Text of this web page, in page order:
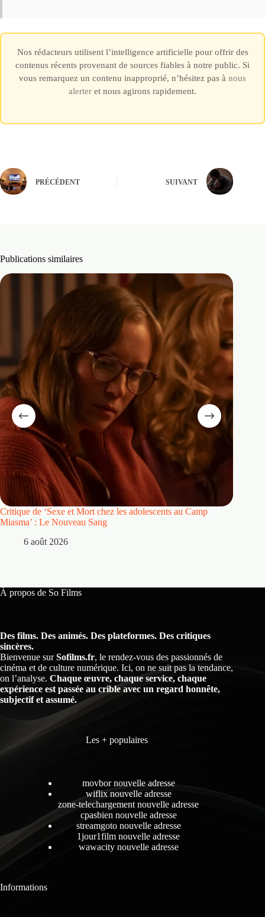
Nos rédacteurs utilisent l’intelligence artificielle pour offrir des
contenus récents provenant de sources fiables à notre public. Si
vous remarquez un contenu inapproprié, n’hésitez pas à nous
alerter et nous agirons rapidement.
PRÉCÉDENT SUIVANT
Publications similaires
Critique de ‘Sexe et Mort chez les adolescents au Camp
Miasma’ : Le Nouveau Sang
6 août 2026
À propos de So Films
Des films. Des animés. Des plateformes. Des critiques
sincères.
Bienvenue surSofilms.fr, le rendez-vous des passionnés de
cinéma et de culture numérique. Ici, on ne suit pas la tendance,
on l’analyse. Chaque œuvre, chaque service, chaque
expérience est passée au crible avec un regard honnête,
subjectif et assumé.
Les + populaires
movbor nouvelle adresse
wiflix nouvelle adresse
zone-telechargement nouvelle adresse
cpasbien nouvelle adresse
streamgoto nouvelle adresse
1jour1film nouvelle adresse
wawacity nouvelle adresse
Informations